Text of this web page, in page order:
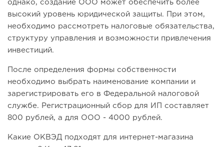
однако, создание ООО может обеспечить более
высокий уровень юридической защиты. При этом,
необходимо рассмотреть налоговые обязательства,
структуру управления и возможности привлечения
инвестиций.
После определения формы собственности
необходимо выбрать наименование компании и
зарегистрировать его в Федеральной налоговой
службе. Регистрационный сбор для ИП составляет
800 рублей, а для ООО - 4000 рублей.
Какие ОКВЭД подходят для интернет-магазина